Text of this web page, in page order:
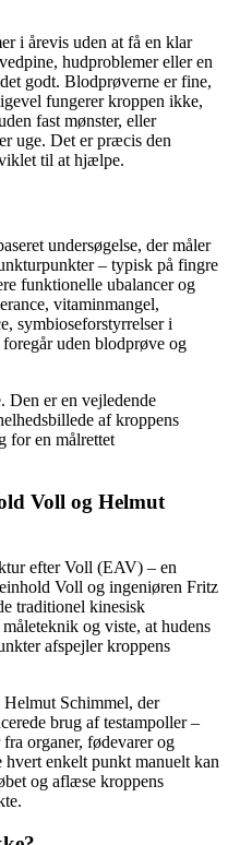
i årevis uden at få en klar
hudproblemer eller en
godt. Blodprøverne er fine,
fungerer kroppen ikke,
fast mønster, eller
uge. Det er præcis den
til at hjælpe.
undersøgelse, der måler
– typisk på fingre
funktionelle ubalancer og
vitaminmangel,
symbioseforstyrrelser i
uden blodprøve og
Den er en vejledende
af kroppens
for en målrettet
Voll og Helmut
efter Voll (EAV) – en
Voll og ingeniøren Fritz
traditionel kinesisk
og viste, at hudens
afspejler kroppens
Schimmel, der
brug af testampoller –
organer, fødevarer og
hvert enkelt punkt manuelt kan
og aflæse kroppens